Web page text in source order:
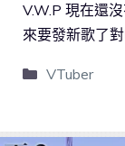
V.W.P 現在還
來要發新歌了
VTuber